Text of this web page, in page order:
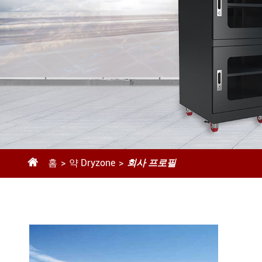
 홈 약 Dryzone 회사 프로필